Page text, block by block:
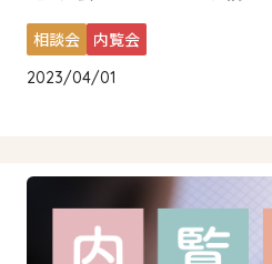
相談会 内覧会
2023/04/01